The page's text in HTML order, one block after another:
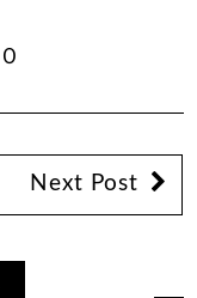
0
Next Post